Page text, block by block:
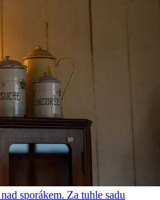
sporákem. Za tuhle sadu